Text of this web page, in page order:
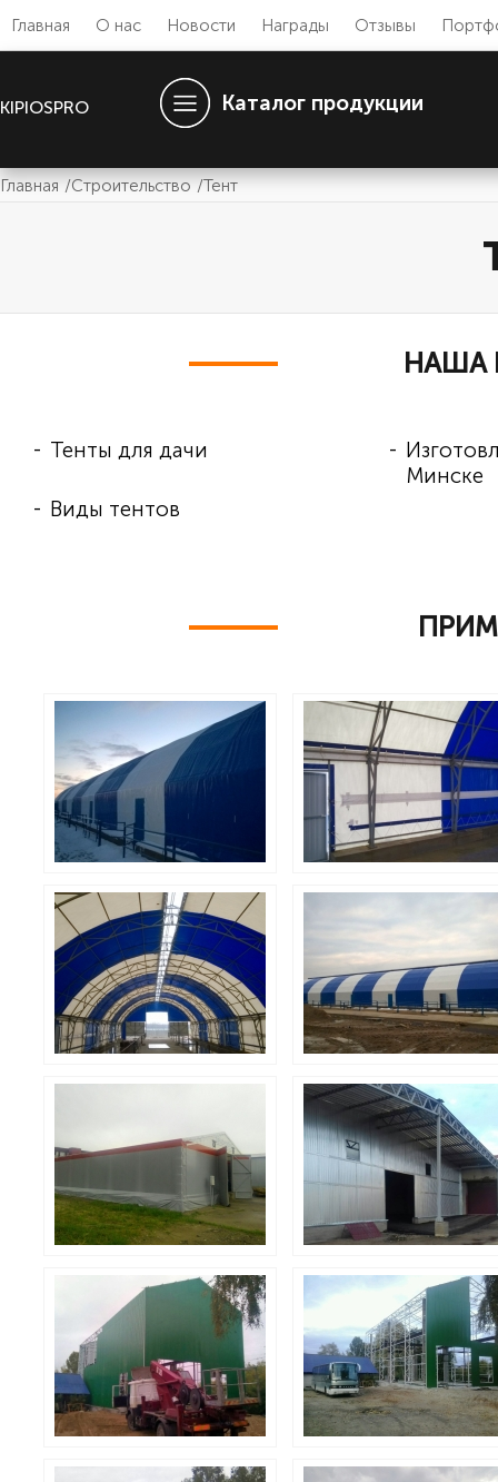
Главная О нас Новости Награды Отзывы
KIPIOSPRO Каталог продукции
Главная Строительство Тент
НАША
- Тенты для дачи -
Минске
- Виды тентов